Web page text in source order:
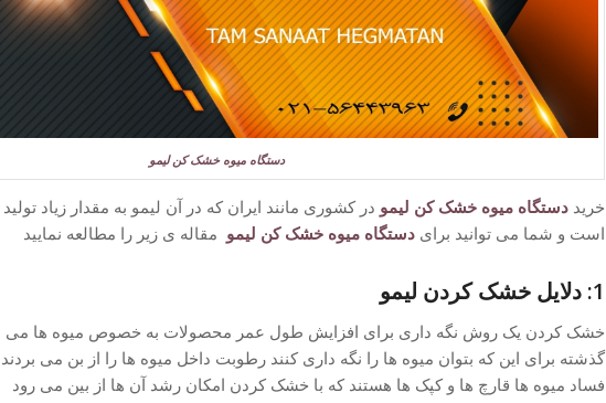
دستگاه میوه خشک کن لیمو
خریددستگاه میوه خشک کن لیمو در کشوری مانند ایران که در آن لیمو به مقدار زیاد
است و شما می توانید برایدستگاه میوه خشک کن لیمو مقاله ی زیر را مطالعه نمایید
1: دلایل خشک کردن لیمو
خشک کردن یک روش نگه داری برای افزایش طول عمر محصولات به خصوص میوه ها می
گذشته برای این که بتوان میوه ها را نگه داری کنند رطوبت داخل میوه ها را از بن می
فساد میوه ها قارچ ها و کپک ها هستند که با خشک کردن امکان رشد آن ها از بین می رود